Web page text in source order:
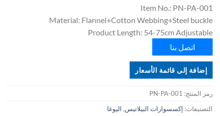
Item No.: PN-PA-001
Material: Flannel+Cotton Webbing+Steel buckle
Product Length: 54-75cm Adjustable
اتصل بنا
إضافة إلى قائمة الأسعار
رمز المنتج: PN-PA-001
التصنيفات: إكسسوارات البيلاتيس, اليوغا